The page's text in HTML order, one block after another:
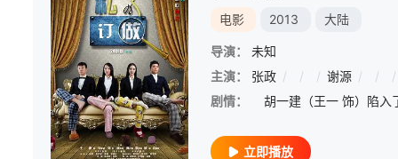
电影 2013 大陆
导演：
未知
主演：
张政 / / / 谢源 / /
/
剧情：
立即播放